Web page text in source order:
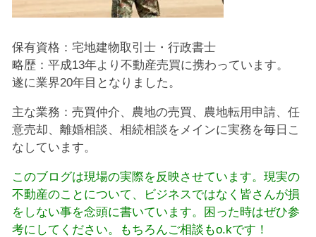
保有資格：宅地建物取引士・行政書士
略歴：平成13年より不動産売買に携わっています。
遂に業界20年目となりました。
主な業務：売買仲介、農地の売買、農地転用申請、任
意売却、離婚相談、相続相談をメインに実務を毎日こ
なしています。
このブログは現場の実際を反映させています。現実の
不動産のことについて、ビジネスではなく皆さんが損
をしない事を念頭に書いています。困った時はぜひ参
考にしてください。もちろんご相談もo.kです！